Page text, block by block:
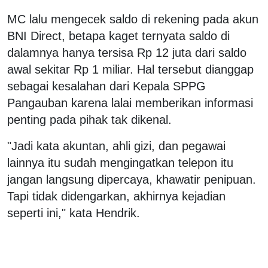
MC lalu mengecek saldo di rekening pada akun
BNI Direct, betapa kaget ternyata saldo di
dalamnya hanya tersisa Rp 12 juta dari saldo
awal sekitar Rp 1 miliar. Hal tersebut dianggap
sebagai kesalahan dari Kepala SPPG
Pangauban karena lalai memberikan informasi
penting pada pihak tak dikenal.
"Jadi kata akuntan, ahli gizi, dan pegawai
lainnya itu sudah mengingatkan telepon itu
jangan langsung dipercaya, khawatir penipuan.
Tapi tidak didengarkan, akhirnya kejadian
seperti ini," kata Hendrik.